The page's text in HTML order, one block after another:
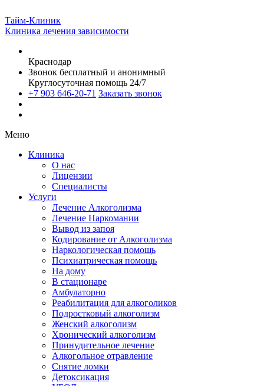
Тайм-Клиник
Клиника лечения зависимости
Краснодар
Звонок бесплатный и анонимный
Круглосуточная помощь 24/7
+7 903 646-20-71 Заказать звонок
Меню
Клиника
О нас
Лицензии
Специалисты
Услуги
Лечение Алкоголизма
Лечение Наркомании
Вывод из запоя
Кодирование от Алкоголизма
Наркологическая помощь
Психиатрическая помощь
На дому
В стационаре
Амбулаторно
Реабилитация для алкоголиков
Подростковый алкоголизм
Женский алкоголизм
Хронический алкоголизм
Принудительное лечение
Алкогольное отравление
Снятие ломки
Детоксикация